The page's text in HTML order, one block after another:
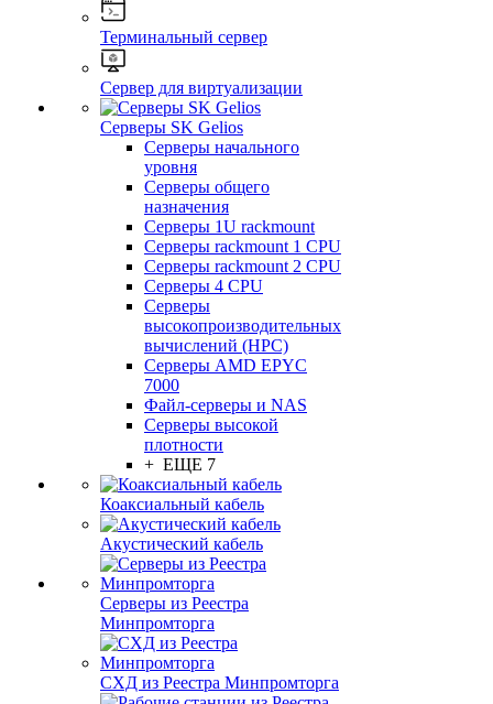
Терминальный сервер
Сервер для виртуализации
Серверы SK Gelios
Серверы начального
уровня
Серверы общего
назначения
Серверы 1U rackmount
Серверы rackmount 1 CPU
Серверы rackmount 2 CPU
Серверы 4 CPU
Серверы
высокопроизводительных
вычислений (HPC)
Серверы AMD EPYC
7000
Файл-серверы и NAS
Серверы высокой
плотности
+ ЕЩЕ 7
Коаксиальный кабель
Акустический кабель
Серверы из Реестра
Минпромторга
СХД из Реестра Минпромторга